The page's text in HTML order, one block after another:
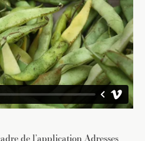
de l’application Adresses